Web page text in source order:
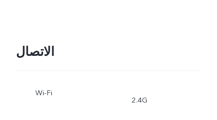
الاتصال
Wi-Fi
2.4G